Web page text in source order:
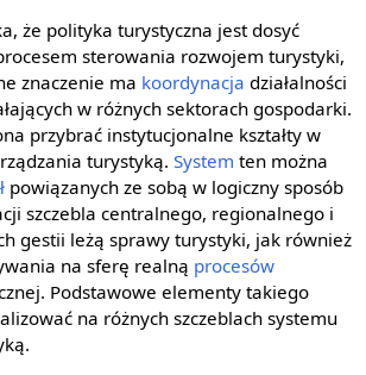
że polityka turystyczna jest dosyć
sterowania rozwojem turystyki,
znaczenie ma koordynacja działalności
w różnych sektorach gospodarki.
przybrać instytucjonalne kształty w
turystyką. System ten można
powiązanych ze sobą w logiczny sposób
szczebla centralnego, regionalnego i
gestii leżą sprawy turystyki, jak również
na sferę realną procesów
Podstawowe elementy takiego
na różnych szczeblach systemu